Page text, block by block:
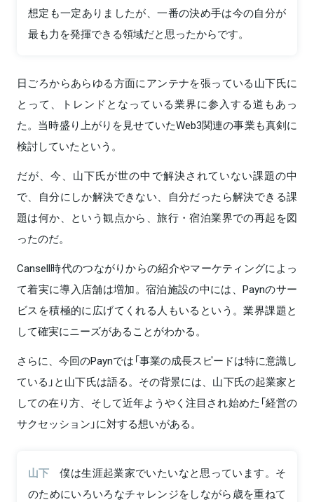
想定も一定ありましたが、一番の決め手は今の自分が
最も力を発揮できる領域だと思ったからです。
日ごろからあらゆる方面にアンテナを張っている山下氏に
とって、トレンドとなっている業界に参入する道もあっ
た。当時盛り上がりを見せていたWeb3関連の事業も真剣に
検討していたという。
だが、今、山下氏が世の中で解決されていない課題の中
で、自分にしか解決できない、自分だったら解決できる課
題は何か、という観点から、旅行・宿泊業界での再起を図
ったのだ。
Cansell時代のつながりからの紹介やマーケティングによっ
て着実に導入店舗は増加。宿泊施設の中には、Paynのサー
ビスを積極的に広げてくれる人もいるという。業界課題と
して確実にニーズがあることがわかる。
さらに、今回のPaynでは「事業の成長スピードは特に意識し
ている」と山下氏は語る。その背景には、山下氏の起業家と
しての在り方、そして近年ようやく注目され始めた「経営の
サクセッション」に対する想いがある。
山下
僕は生涯起業家でいたいなと思っています。そ
のためにいろいろなチャレンジをしながら歳を重ねて